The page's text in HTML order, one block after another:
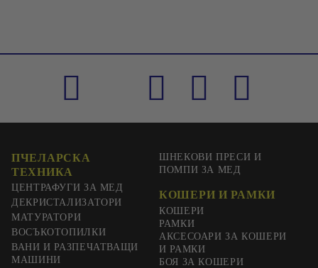
ПЧЕЛАРСКА
ТЕХНИКА
ЦЕНТРАФУГИ ЗА МЕД
ДЕКРИСТАЛИЗАТОРИ
МАТУРАТОРИ
ВОСЪКОТОПИЛКИ
ВАНИ И РАЗПЕЧАТВАЩИ
МАШИНИ
ШНЕКОВИ ПРЕСИ И
ПОМПИ ЗА МЕД
КОШЕРИ И РАМКИ
КОШЕРИ
РАМКИ
АКСЕСОАРИ ЗА КОШЕРИ
И РАМКИ
БОЯ ЗА КОШЕРИ